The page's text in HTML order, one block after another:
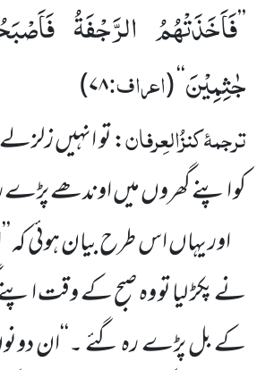
’’فَاَخَذَتْهُمُ الرَّجْفَةُ
جٰثِمِیْنَ‘‘
(اعراف:۷۸)
ترجمۂکنزُالعِرفان: تو انہیں
کو اپنےگھروں میں اوندھے
اور یہاں اس طرح بیان ہوئی کہ
نے پکڑ لیا تو وہ صبح کے وقت
کےبل پڑے رہ گئے ۔‘‘ان